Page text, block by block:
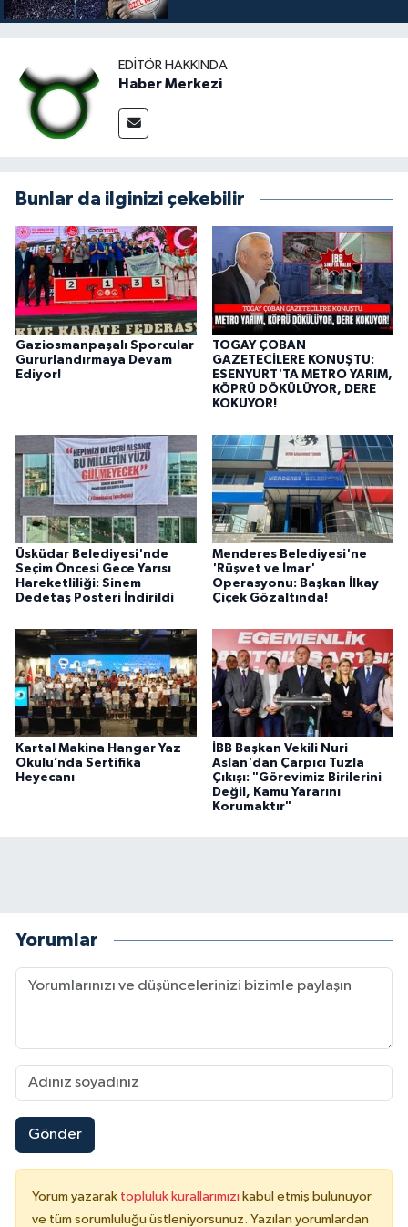
EDITÖR HAKKINDA
Haber Merkezi
Bunlar da ilginizi çekebilir
Gaziosmanpaşalı Sporcular
Gururlandırmaya Devam
Ediyor!
TOGAY ÇOBAN
GAZETECİLERE KONUŞTU:
ESENYURT'TA METRO YARIM,
KÖPRÜ DÖKÜLÜYOR, DERE
KOKUYOR!
Üsküdar Belediyesi'nde
Seçim Öncesi Gece Yarısı
Hareketliliği: Sinem
Dedetaş Posteri İndirildi
Menderes Belediyesi'ne
'Rüşvet ve İmar'
Operasyonu: Başkan İlkay
Çiçek Gözaltında!
Kartal Makina Hangar Yaz
Okulu’nda Sertifika
Heyecanı
İBB Başkan Vekili Nuri
Aslan'dan Çarpıcı Tuzla
Çıkışı: "Görevimiz Birilerini
Değil, Kamu Yararını
Korumaktır"
Yorumlar
Gönder
Yorum yazarak topluluk kurallarımızı kabul etmiş bulunuyor
ve tüm sorumluluğu üstleniyorsunuz. Yazılan yorumlardan